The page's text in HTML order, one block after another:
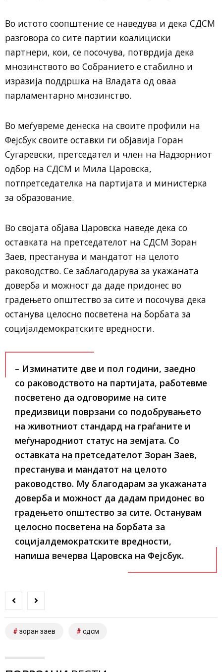
Во истото соопштение се наведува и дека СДСМ
разговора со сите партии коалициски
партнери, кои, се посочува, потврдија дека
мнозинството во Собранието е стабилно и
изразија поддршка на Владата од оваа
парламентарно мнозинство.
Во меѓувреме денеска на своите профили на
Фејсбук своите оставки ги објавија Горан
Сугаревски, претседател и член на Надзорниот
одбор на СДСМ и Мила Царовска,
потпретседателка на партијата и министерка
за образование.
Во својата објава Царовска наведе дека со
оставката на претседателот на СДСМ Зоран
Заев, престанува и мандатот на целото
раководство. Се заблагодарува за укажаната
доверба и можност да даде придонес во
градењето општество за сите и посочува дека
останува целосно посветена на борбата за
социјалдемократските вредности.
– Изминатите две и пол години, заедно
со раководството на партијата, работевме
посветено да одговориме на сите
предизвици поврзани со подобрувањето
на животниот стандард на граѓаните и
меѓународниот статус на земјата. Со
оставката на претседателот Зоран Заев,
престанува и мандатот на целото
раководство. Му благодарам за укажаната
доверба и можност да дадам придонес во
градењето општество за сите. Останувам
целосно посветена на борбата за
социјалдемократските вредности,
напиша вечерва Царовска на Фејсбук.
зоран заев сдсм